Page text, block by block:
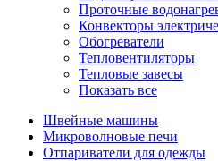
Проточные
Конвекторы
Обогреватели
Тепловентиляторы
Тепловые завесы
Показать все
Швейные машины
Микроволновые печи
Отпариватели для одежды